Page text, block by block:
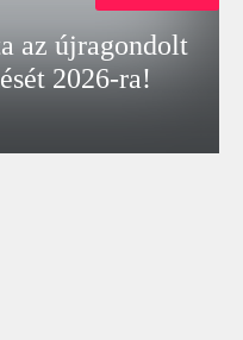
az újragondolt
2026-ra!